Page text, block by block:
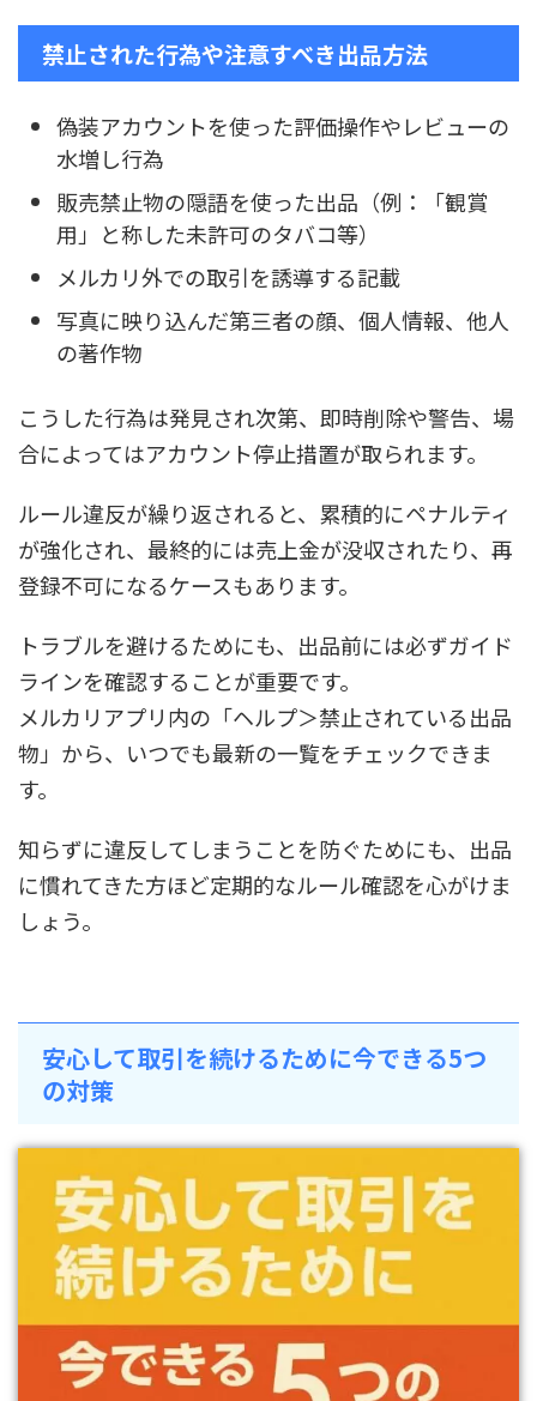
禁止された行為や注意すべき出品方法
偽装アカウントを使った評価操作やレビューの
水増し行為
販売禁止物の隠語を使った出品（例：「観賞
用」と称した未許可のタバコ等）
メルカリ外での取引を誘導する記載
写真に映り込んだ第三者の顔、個人情報、他人
の著作物
こうした行為は発見され次第、即時削除や警告、場
合によってはアカウント停止措置が取られます。
ルール違反が繰り返されると、累積的にペナルティ
が強化され、最終的には売上金が没収されたり、再
登録不可になるケースもあります。
トラブルを避けるためにも、出品前には必ずガイド
ラインを確認することが重要です。
メルカリアプリ内の「ヘルプ＞禁止されている出品
物」から、いつでも最新の一覧をチェックできま
す。
知らずに違反してしまうことを防ぐためにも、出品
に慣れてきた方ほど定期的なルール確認を心がけま
しょう。
安心して取引を続けるために今できる5つ
の対策